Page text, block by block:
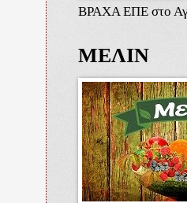
ΒΡΑΧΑ ΕΠΕ στο
ΜΕΛΙΝ